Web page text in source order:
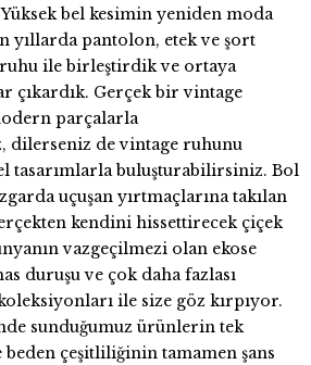
bel kesimin yeniden moda
yıllarda pantolon, etek ve şort
ile birleştirdik ve ortaya
çıkardık. Gerçek bir vintage
parçalarla
dilerseniz de vintage ruhunu
tasarımlarla buluşturabilirsiniz. Bol
uçuşan yırtmaçlarına takılan
kendini hissettirecek çiçek
vazgeçilmezi olan ekose
duruşu ve çok daha fazlası
ile size göz kırpıyor.
sunduğumuz ürünlerin tek
çeşitliliğinin tamamen şans